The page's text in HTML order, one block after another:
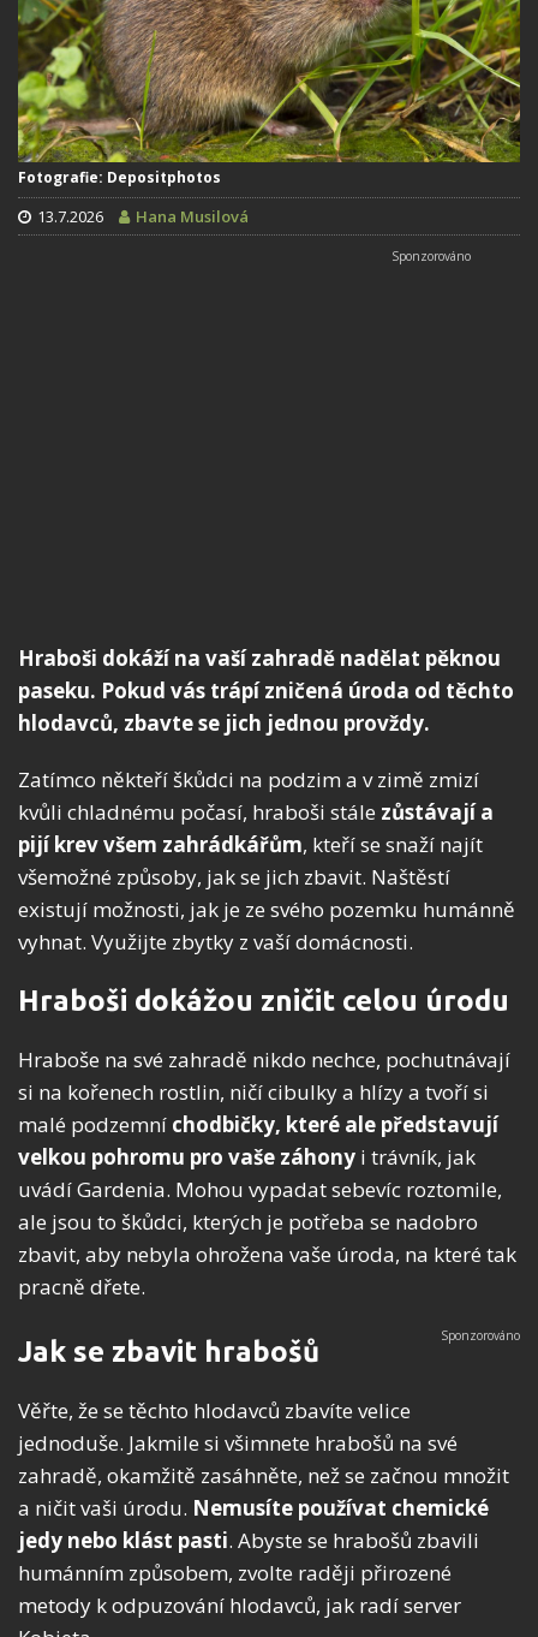
Fotografie: Depositphotos
13.7.2026 Hana Musilová
Hraboši dokáží na vaší zahradě nadělat pěknou
paseku. Pokud vás trápí zničená úroda od těchto
hlodavců, zbavte se jich jednou provždy.
Zatímco někteří škůdci na podzim a v zimě zmizí
kvůli chladnému počasí, hraboši stále zůstávají a
pijí krev všem zahrádkářům, kteří se snaží najít
všemožné způsoby, jak se jich zbavit. Naštěstí
existují možnosti, jak je ze svého pozemku humánně
vyhnat. Využijte zbytky z vaší domácnosti.
Hraboši dokážou zničit celou úrodu
Hraboše na své zahradě nikdo nechce, pochutnávají
si na kořenech rostlin, ničí cibulky a hlízy a tvoří si
malé podzemní chodbičky, které ale představují
velkou pohromu pro vaše záhony i trávník, jak
uvádí Gardenia. Mohou vypadat sebevíc roztomile,
ale jsou to škůdci, kterých je potřeba se nadobro
zbavit, aby nebyla ohrožena vaše úroda, na které tak
pracně dřete.
Jak se zbavit hrabošů
Věřte, že se těchto hlodavců zbavíte velice
jednoduše. Jakmile si všimnete hrabošů na své
zahradě, okamžitě zasáhněte, než se začnou množit
a ničit vaši úrodu. Nemusíte používat chemické
jedy nebo klást pasti. Abyste se hrabošů zbavili
humánním způsobem, zvolte raději přirozené
metody k odpuzování hlodavců, jak radí server